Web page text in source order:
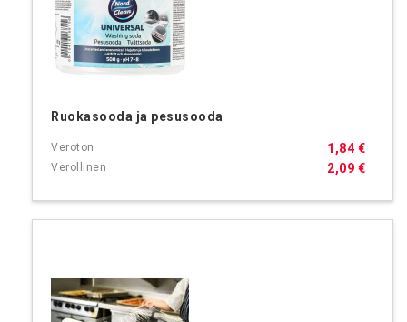
Ruokasooda ja pesusooda
2,09 €
1,84 €